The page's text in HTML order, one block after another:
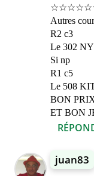
Autres
R2 c3
Le 302
Si np
R1 c5
Le 508
BON
ET
juan83